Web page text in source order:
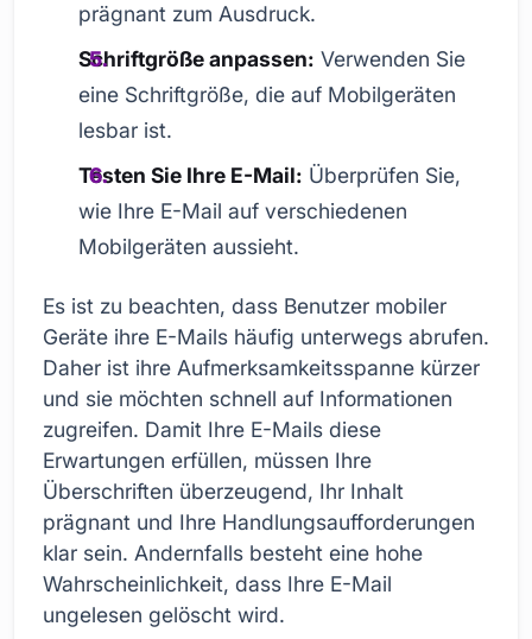
prägnant zum Ausdruck.
Schriftgröße anpassen: Verwenden Sie
eine Schriftgröße, die auf Mobilgeräten
lesbar ist.
Testen Sie Ihre E-Mail: Überprüfen Sie,
wie Ihre E-Mail auf verschiedenen
Mobilgeräten aussieht.
Es ist zu beachten, dass Benutzer mobiler
Geräte ihre E-Mails häufig unterwegs abrufen.
Daher ist ihre Aufmerksamkeitsspanne kürzer
und sie möchten schnell auf Informationen
zugreifen. Damit Ihre E-Mails diese
Erwartungen erfüllen, müssen Ihre
Überschriften überzeugend, Ihr Inhalt
prägnant und Ihre Handlungsaufforderungen
klar sein. Andernfalls besteht eine hohe
Wahrscheinlichkeit, dass Ihre E-Mail
ungelesen gelöscht wird.